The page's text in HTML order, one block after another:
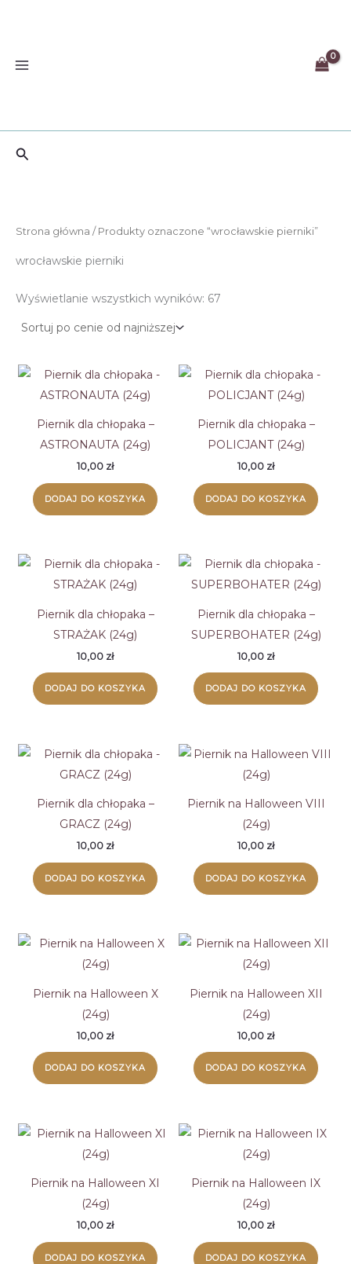
Szukaj
Strona główna / Produkty oznaczone “wrocławskie pierniki”
wrocławskie pierniki
Wyświetlanie wszystkich wyników: 67
Piernik dla chłopaka –
ASTRONAUTA (24g)
10,00 zł
DODAJ DO KOSZYKA
Piernik dla chłopaka –
POLICJANT (24g)
10,00 zł
DODAJ DO KOSZYKA
Piernik dla chłopaka –
STRAŻAK (24g)
10,00 zł
DODAJ DO KOSZYKA
Piernik dla chłopaka –
SUPERBOHATER (24g)
10,00 zł
DODAJ DO KOSZYKA
Piernik dla chłopaka –
GRACZ (24g)
10,00 zł
DODAJ DO KOSZYKA
Piernik na Halloween VIII
(24g)
10,00 zł
DODAJ DO KOSZYKA
Piernik na Halloween X
(24g)
10,00 zł
DODAJ DO KOSZYKA
Piernik na Halloween XII
(24g)
10,00 zł
DODAJ DO KOSZYKA
Piernik na Halloween XI
(24g)
10,00 zł
DODAJ DO KOSZYKA
Piernik na Halloween IX
(24g)
10,00 zł
DODAJ DO KOSZYKA